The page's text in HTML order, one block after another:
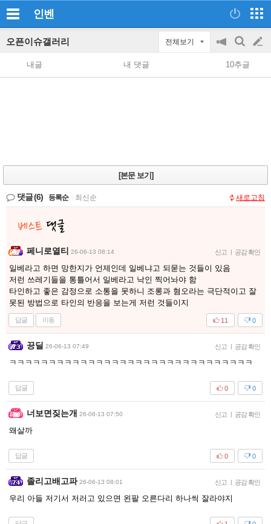
인벤
오픈이슈갤러리 전체보기
공
지
on/off
검
색
글
쓰
내글 내 댓글 10추글
[본문 보기]
댓글(6) 등록순 최신순 새로고침
페니로열티 26-06-13 08:14 신고 | 공감 확인
일베라고 하면 망한지가 언제인데 일베냐고 되묻는 것들이 있음
저런 쓰레기들을 통틀어서 일베라고 낙인 찍어놔야 함
타인하고 좋은 감정으로 소통을 못하니 조롱과 혐오라는 극단적이고 잘
못된 방법으로 타인의 반응을 보는게 저런 것들이지
답글 이동 0
11
끙딜 26-06-13 07:49 신고 | 공감 확인
ㅋㅋㅋㅋㅋㅋㅋㅋㅋㅋㅋㅋㅋㅋㅋㅋㅋㅋㅋㅋㅋㅋㅋㅋㅋㅋㅋㅋㅋㅋㅋ
답글 0
0
너보면짖는개 26-06-13 07:50 신고 | 공감 확인
왜살까
답글 0
0
졸리고배고파 26-06-13 08:01 신고 | 공감 확인
우리 아들 저기서 저러고 있으면 왼팔 오른다리 하나씩 잘라야지